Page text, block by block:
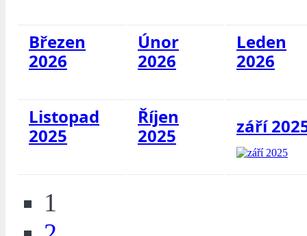
Březen
2026
Únor
2026
Leden
2026
Listopad
2025
Říjen
2025
září
1